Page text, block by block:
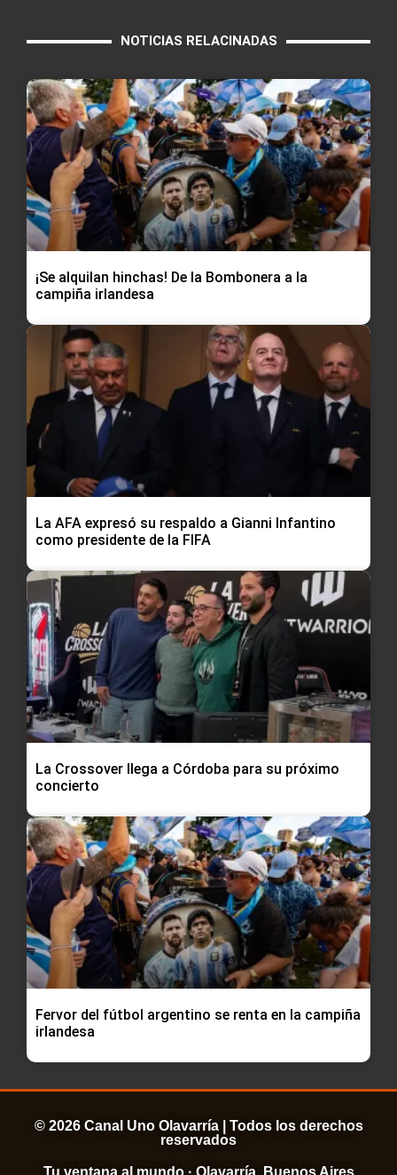
NOTICIAS RELACINADAS
¡Se alquilan hinchas! De la Bombonera a la
campiña irlandesa
La AFA expresó su respaldo a Gianni Infantino
como presidente de la FIFA
La Crossover llega a Córdoba para su próximo
concierto
Fervor del fútbol argentino se renta en la campiña
irlandesa
© 2026 Canal Uno Olavarría | Todos los derechos
reservados